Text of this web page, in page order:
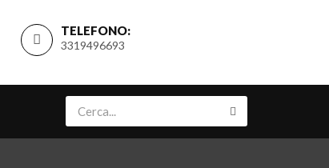
TELEFONO:
3319496693